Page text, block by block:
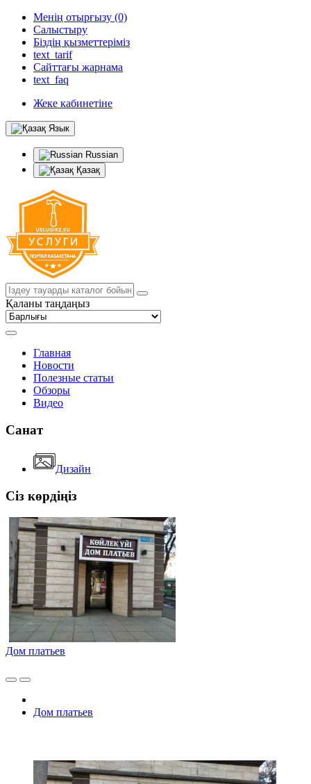
Менің отырғызу (0)
Салыстыру
Біздің қызметтеріміз
text_tarif
Сайттағы жарнама
text_faq
Жеке кабинетіне
Язык
Russian
Қазақ
Қаланы таңдаңыз
Главная
Новости
Полезные статьи
Обзоры
Видео
Санат
Дизайн
Сіз көрдіңіз
Дом платьев
Дом платьев